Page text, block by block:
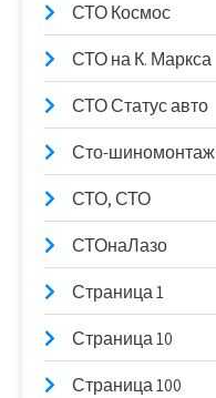
СТО Космос
СТО на К. Маркса
СТО Статус авто
Сто-шиномонтаж
СТО, СТО
СТОнаЛазо
Страница 1
Страница 10
Страница 100